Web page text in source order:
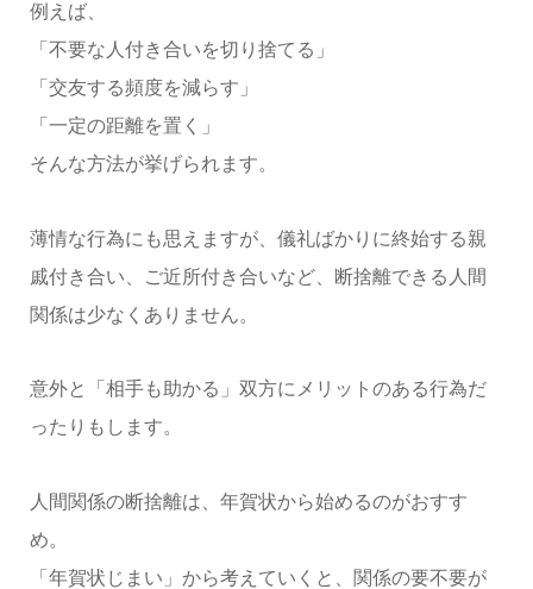
例えば、
「不要な人付き合いを切り捨てる」
「交友する頻度を減らす」
「一定の距離を置く」
そんな方法が挙げられます。
薄情な行為にも思えますが、儀礼ばかりに終始する親
戚付き合い、ご近所付き合いなど、断捨離できる人間
関係は少なくありません。
意外と「相手も助かる」双方にメリットのある行為だ
ったりもします。
人間関係の断捨離は、年賀状から始めるのがおすす
め。
「年賀状じまい」から考えていくと、関係の要不要が